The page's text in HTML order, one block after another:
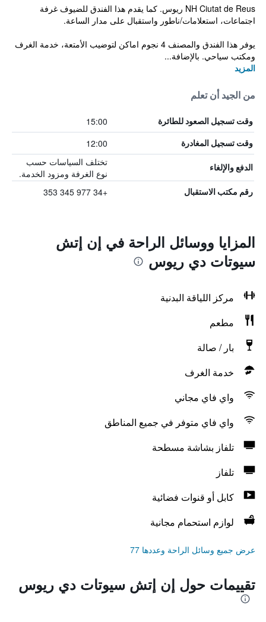
NH Ciutat de Reus ريوس. كما يقدم هذا الفندق للضيوف غرفة
اجتماعات، استعلامات/ناطور واستقبال على مدار الساعة.
يوفر هذا الفندق والمصنف 4 نجوم اماكن لتوضيب الأمتعة، خدمة الغرف
ومكتب سياحي. بالإضافة...
المزيد
من الجيد أن تعلم
وقت تسجيل الصعود للطائرة 15:00
وقت تسجيل المغادرة 12:00
الدفع والإلغاء
تختلف السياسات حسب
نوع الغرفة ومزود الخدمة.
رقم مكتب الاستقبال +34 977 345 353
المزايا ووسائل الراحة في إن إتش
سيوتات دي ريوس
مركز اللياقة البدنية
مطعم
بار / صالة
خدمة الغرف
واي فاي مجاني
واي فاي متوفر في جميع المناطق
تلفاز بشاشة مسطحة
تلفاز
كابل أو قنوات فضائية
لوازم استحمام مجانية
عرض جميع وسائل الراحة وعددها 77
تقييمات حول إن إتش سيوتات دي ريوس